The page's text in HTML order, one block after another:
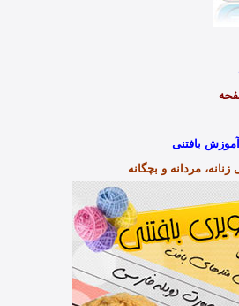
بافتنی
مردانه و بچگانه